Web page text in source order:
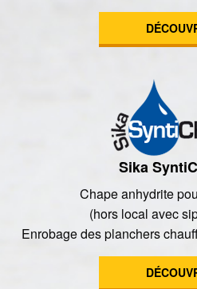
Sika
Chape anhydrite
(hors local avec
Enrobage des planchers